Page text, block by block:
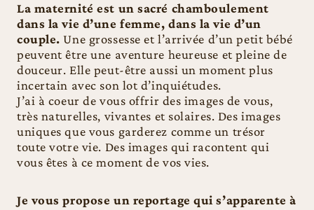
La maternité est un sacré chamboulement
dans la vie d’une femme, dans la vie d’un
couple. Une grossesse et l’arrivée d’un petit bébé
peuvent être une aventure heureuse et pleine de
douceur. Elle peut-être aussi un moment plus
incertain avec son lot d’inquiétudes.
J’ai à coeur de vous offrir des images de vous,
très naturelles, vivantes et solaires. Des images
uniques que vous garderez comme un trésor
toute votre vie. Des images qui racontent qui
vous êtes à ce moment de vos vies.
Je vous propose un reportage qui s’apparente à